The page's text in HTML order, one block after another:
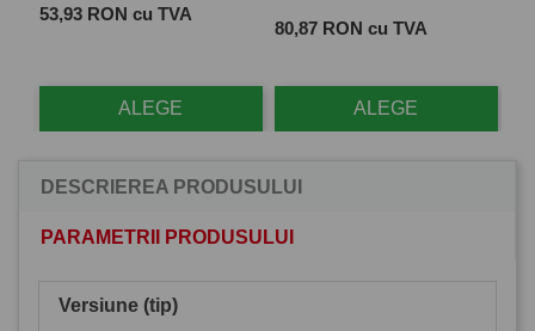
Pret
53,93 RON cu TVA
ALEGE
Pret
80,87 RON cu TVA
ALEGE
DESCRIEREA PRODUSULUI
PARAMETRII PRODUSULUI
Versiune (tip)